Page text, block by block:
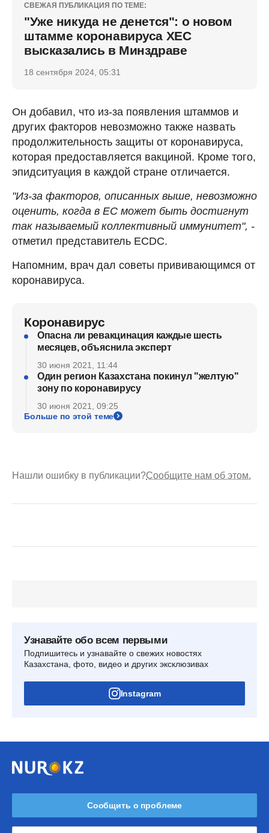
СВЕЖАЯ ПУБЛИКАЦИЯ ПО ТЕМЕ:
"Уже никуда не денется": о новом
штамме коронавируса ХЕС
высказались в Минздраве
18 сентября 2024, 05:31
Он добавил, что из-за появления штаммов и
других факторов невозможно также назвать
продолжительность защиты от коронавируса,
которая предоставляется вакциной. Кроме того,
эпидситуация в каждой стране отличается.
"Из-за факторов, описанных выше, невозможно
оценить, когда в ЕС может быть достигнут
так называемый коллективный иммунитет", -
отметил представитель ECDC.
Напомним, врач дал советы прививающимся от
коронавируса.
Коронавирус
Опасна ли ревакцинация каждые шесть
месяцев, объяснила эксперт
30 июня 2021, 11:44
Один регион Казахстана покинул "желтую"
зону по коронавирусу
30 июня 2021, 09:25
Больше по этой теме
Нашли ошибку в публикации?Сообщите нам об этом.
Узнавайте обо всем первыми
Подпишитесь и узнавайте о свежих новостях
Казахстана, фото, видео и других эксклюзивах
Instagram
Сообщить о проблеме